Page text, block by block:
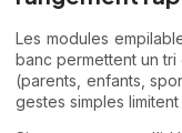
Les modules
banc permettent un
(parents, enfants,
gestes simples